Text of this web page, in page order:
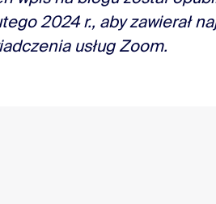
2024 r., aby zawierał
usług Zoom.